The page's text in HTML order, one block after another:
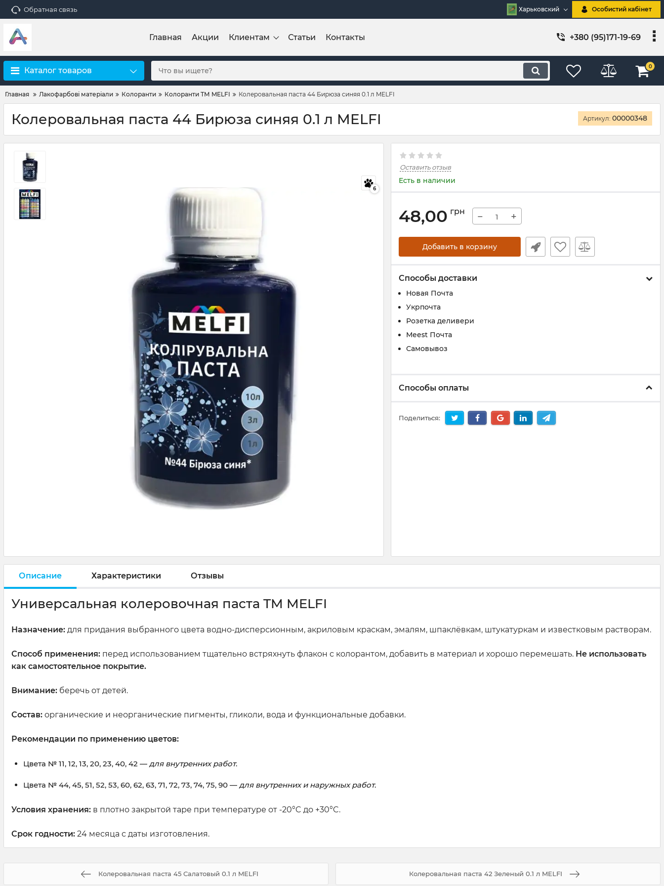
Обратная связь Харьковский Особистий кабінет
Главная Акции Клиентам Статьи Контакты +380 (95)171-19-69
Каталог товаров 0
Главная Лакофарбові матеріали Колоранти Колоранти ТМ MELFI Колеровальная паста 44 Бирюза синяя 0.1 л MELFI
Колеровальная паста 44 Бирюза синяя 0.1 л MELFI Артикул: 00000348
6
Оставить отзыв
Есть в наличии
48,00 грн − +
Добавить в корзину
Способы доставки
Новая Почта
Укрпочта
Розетка деливери
Meest Почта
Самовывоз
Способы оплаты
Поделиться:
Описание Характеристики Отзывы
Универсальная колеровочная паста TM MELFI
Назначение: для придания выбранного цвета водно-дисперсионным, акриловым краскам, эмалям, шпаклёвкам, штукатуркам и известковым растворам.
Способ применения: перед использованием тщательно встряхнуть флакон с колорантом, добавить в материал и хорошо перемешать. Не использовать
как самостоятельное покрытие.
Внимание: беречь от детей.
Состав: органические и неорганические пигменты, гликоли, вода и функциональные добавки.
Рекомендации по применению цветов:
Цвета № 11, 12, 13, 20, 23, 40, 42 — для внутренних работ.
Цвета № 44, 45, 51, 52, 53, 60, 62, 63, 71, 72, 73, 74, 75, 90 — для внутренних и наружных работ.
Условия хранения: в плотно закрытой таре при температуре от -20°C до +30°C.
Срок годности: 24 месяца с даты изготовления.
Колеровальная паста 45 Салатовый 0.1 л MELFI Колеровальная паста 42 Зеленый 0.1 л MELFI